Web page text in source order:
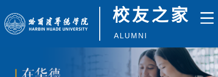
校友之家
ALUMNI